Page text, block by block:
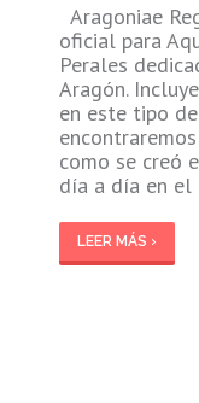
Aragoniae
oficial para
Perales
Aragón.
en este tipo
como se creó
día a día en
LEER MÁS ›